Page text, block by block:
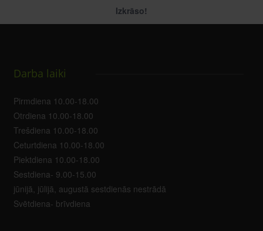
Izkrāso!
Darba laiki
Pirmdiena 10.00-18.00
Otrdiena 10.00-18.00
Trešdiena 10.00-18.00
Ceturtdiena 10.00-18.00
Piektdiena 10.00-18.00
Sestdiena- 9.00-15.00
jūnijā, jūlijā, augustā sestdienās nestrādā
Svētdiena- brīvdiena